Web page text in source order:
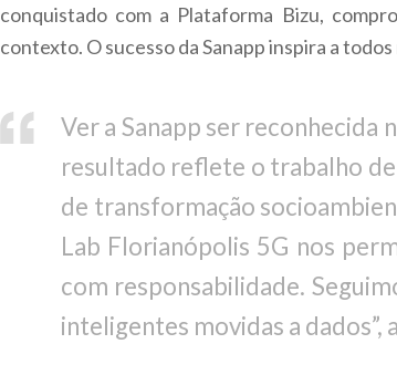
conquistado com a Plataforma Bizu,
contexto. O sucesso da Sanapp inspira a
Ver a Sanapp ser reconhecida
resultado reflete o trabalho
de transformação
Lab Florianópolis 5G nos
com responsabilidade.
inteligentes movidas a dados”,